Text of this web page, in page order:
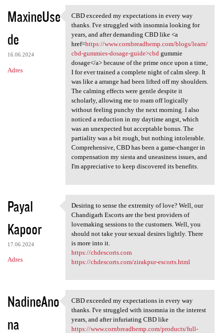
MaxineUse
de
16.06.2024
Adres
CBD exceeded my expectations
CBD exceeded my expectations in every way
thanks. I've struggled with insomnia looking for
years, and after demanding CBD like <a
href=https://www.cornbreadhemp.com/blogs/learn/
cbd-gummies-dosage-guide>cbdgummie
dosage</a> because of the prime once upon a time,
I for ever trained a complete night of calm sleep. It
was like a arrange had been lifted off my shoulders.
The calming effects were gentle despite it
scholarly, allowing me to roam off logically
without feeling punchy the next morning. I also
noticed a reduction in my daytime angst, which
was an unexpected but acceptable bonus. The
partiality was a bit rough, but nothing intolerable.
Comprehensive, CBD has been a game-changer in
compensation my siesta and uneasiness issues, and
I'm appreciative to keep discovered its benefits.
Payal
Kapoor
17.06.2024
Adres
Desiring to sense the
Desiring to sense the extremity of love? Well, our
Chandigarh Escorts are the best providers of
lovemaking sessions to the customers. Well, you
should not take your sexual desires lightly. There
is more into it.
https://chdescorts.com
https://chdescorts.com/zirakpur-escorts.html
NadineAno
na
CBD exceeded my expectations
CBD exceeded my expectations in every way
thanks. I've struggled with insomnia in the interest
years, and after infuriating CBD like
https://www.cornbreadhemp.com/products/full-